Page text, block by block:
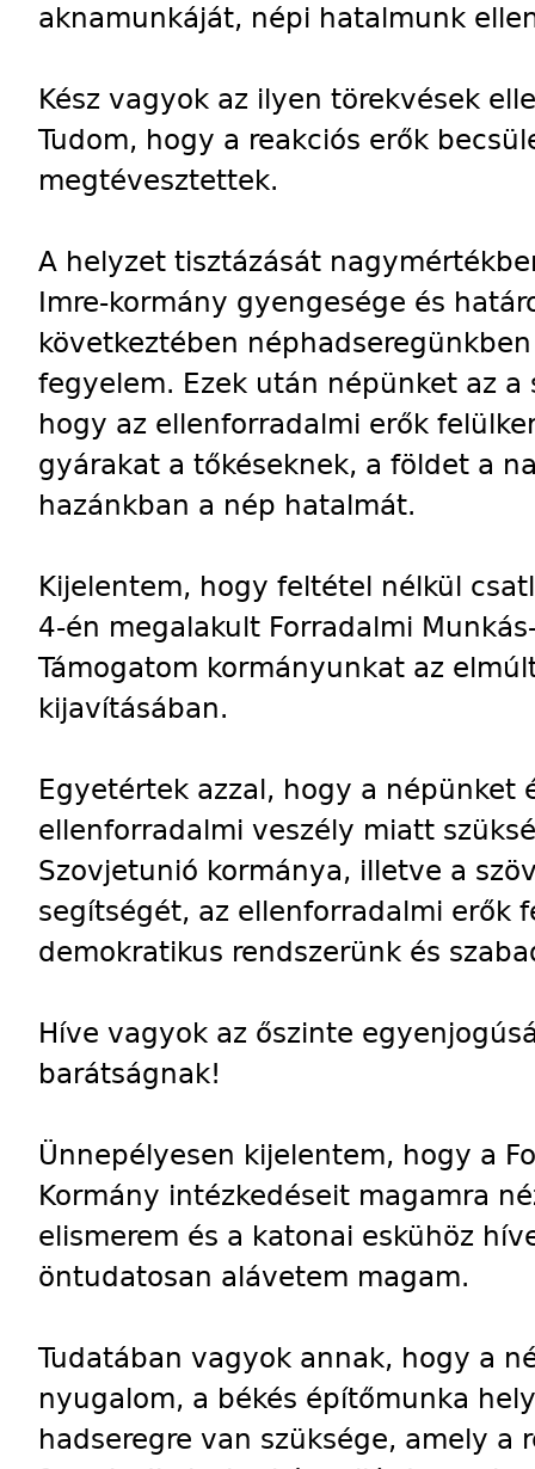
aknamunkáját, népi hatalmunk
Kész vagyok az ilyen törekvések
Tudom, hogy a reakciós erők
megtévesztettek.
A helyzet tisztázását
Imre-kormány gyengesége és
következtében
fegyelem. Ezek után népünket az
hogy az ellenforradalmi erők
gyárakat a tőkéseknek, a földet a
hazánkban a nép hatalmát.
Kijelentem, hogy feltétel nélkül
4-én megalakult Forradalmi
Támogatom kormányunkat az
kijavításában.
Egyetértek azzal, hogy a népünket
ellenforradalmi veszély miatt
Szovjetunió kormánya, illetve a
segítségét, az ellenforradalmi erők
demokratikus rendszerünk és
Híve vagyok az őszinte
barátságnak!
Ünnepélyesen kijelentem, hogy a
Kormány intézkedéseit magamra
elismerem és a katonai eskühöz
öntudatosan alávetem magam.
Tudatában vagyok annak, hogy a
nyugalom, a békés építőmunka
hadseregre van szüksége, amely a